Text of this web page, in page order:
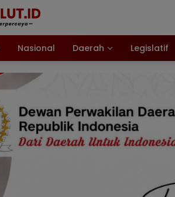
Nasional Daerah Legislatif